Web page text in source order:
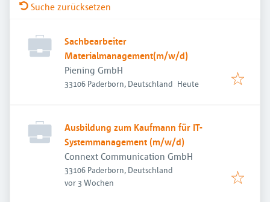
Suche zurücksetzen
Sachbearbeiter
Materialmanagement(m/w/d)
Piening GmbH
33106 Paderborn, Deutschland Veröffentlicht
Heute
Ausbildung zum Kaufmann für IT-
Systemmanagement (m/w/d)
Connext Communication GmbH
33106 Paderborn, Deutschland
Veröffentlicht
vor 3 Wochen